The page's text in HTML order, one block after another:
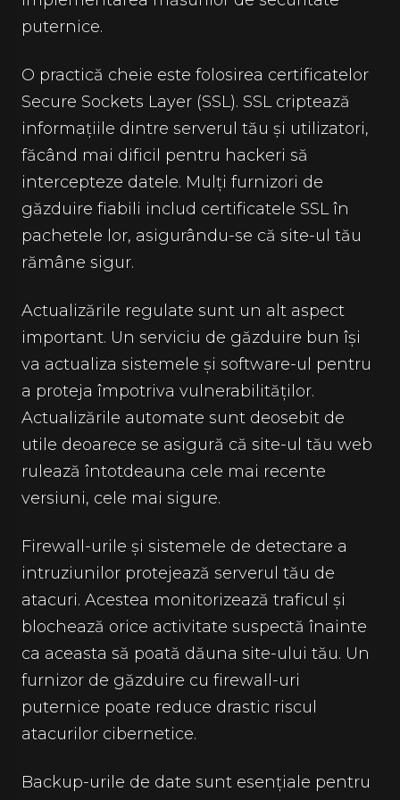
puternice.
O practică cheie este folosirea certificatelor
Secure Sockets Layer (SSL). SSL criptează
informațiile dintre serverul tău și utilizatori,
făcând mai dificil pentru hackeri să
intercepteze datele. Mulți furnizori de
găzduire fiabili includ certificatele SSL în
pachetele lor, asigurându-se că site-ul tău
rămâne sigur.
Actualizările regulate sunt un alt aspect
important. Un serviciu de găzduire bun își
va actualiza sistemele și software-ul pentru
a proteja împotriva vulnerabilităților.
Actualizările automate sunt deosebit de
utile deoarece se asigură că site-ul tău web
rulează întotdeauna cele mai recente
versiuni, cele mai sigure.
Firewall-urile și sistemele de detectare a
intruziunilor protejează serverul tău de
atacuri. Acestea monitorizează traficul și
blochează orice activitate suspectă înainte
ca aceasta să poată dăuna site-ului tău. Un
furnizor de găzduire cu firewall-uri
puternice poate reduce drastic riscul
atacurilor cibernetice.
Backup-urile de date sunt esențiale pentru